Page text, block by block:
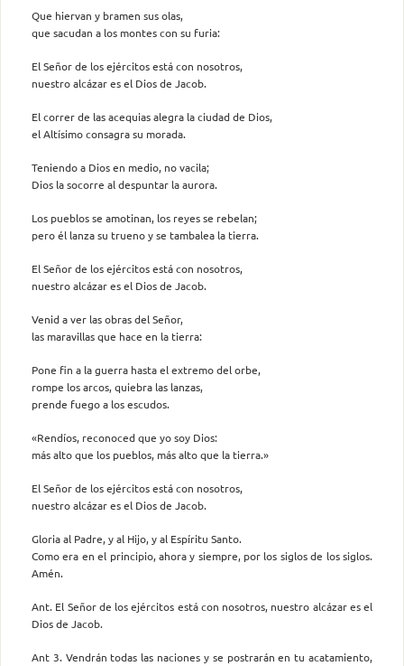
Que hiervan y bramen sus olas,
que sacudan a los montes con su furia:
El Señor de los ejércitos está con nosotros,
nuestro alcázar es el Dios de Jacob.
El correr de las acequias alegra la ciudad de Dios,
el Altísimo consagra su morada.
Teniendo a Dios en medio, no vacila;
Dios la socorre al despuntar la aurora.
Los pueblos se amotinan, los reyes se rebelan;
pero él lanza su trueno y se tambalea la tierra.
El Señor de los ejércitos está con nosotros,
nuestro alcázar es el Dios de Jacob.
Venid a ver las obras del Señor,
las maravillas que hace en la tierra:
Pone fin a la guerra hasta el extremo del orbe,
rompe los arcos, quiebra las lanzas,
prende fuego a los escudos.
«Rendíos, reconoced que yo soy Dios:
más alto que los pueblos, más alto que la tierra.»
El Señor de los ejércitos está con nosotros,
nuestro alcázar es el Dios de Jacob.
Gloria al Padre, y al Hijo, y al Espíritu Santo.
Como era en el principio, ahora y siempre, por los siglos de los siglos.
Amén.
Ant. El Señor de los ejércitos está con nosotros, nuestro alcázar es el
Dios de Jacob.
Ant 3. Vendrán todas las naciones y se postrarán en tu acatamiento,